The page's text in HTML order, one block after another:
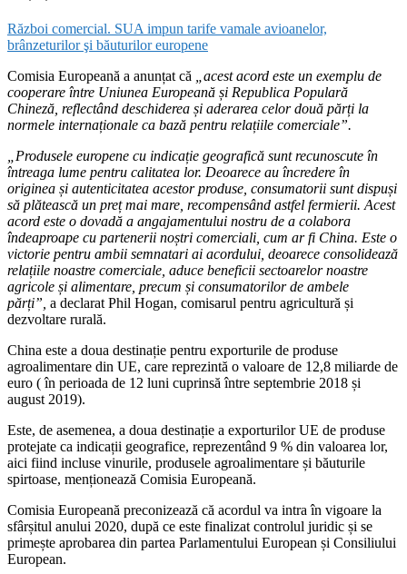
Război comercial. SUA impun tarife vamale avioanelor,
brânzeturilor şi băuturilor europene
Comisia Europeană a anunțat că
„acest acord este un exemplu de
cooperare între Uniunea Europeană și Republica Populară
Chineză, reflectând deschiderea și aderarea celor două părți la
normele internaționale ca bază pentru relațiile comerciale”.
„Produsele europene cu indicație geografică sunt recunoscute în
întreaga lume pentru calitatea lor. Deoarece au încredere în
originea și autenticitatea acestor produse, consumatorii sunt dispuși
să plătească un preț mai mare, recompensând astfel fermierii. Acest
acord este o dovadă a angajamentului nostru de a colabora
îndeaproape cu partenerii noștri comerciali, cum ar fi China. Este o
victorie pentru ambii semnatari ai acordului, deoarece consolidează
relațiile noastre comerciale, aduce beneficii sectoarelor noastre
agricole și alimentare, precum și consumatorilor de ambele
părți”, a declarat Phil Hogan, comisarul pentru agricultură și
dezvoltare rurală.
China este a doua destinație pentru exporturile de produse
agroalimentare din UE, care reprezintă o valoare de 12,8 miliarde de
euro ( în perioada de 12 luni cuprinsă între septembrie 2018 și
august 2019).
Este, de asemenea, a doua destinație a exporturilor UE de produse
protejate ca indicații geografice, reprezentând 9 % din valoarea lor,
aici fiind incluse vinurile, produsele agroalimentare și băuturile
spirtoase, menționează Comisia Europeană.
Comisia Europeană preconizează că acordul va intra în vigoare la
sfârșitul anului 2020, după ce este finalizat controlul juridic și se
primește aprobarea din partea Parlamentului European și Consiliului
European.